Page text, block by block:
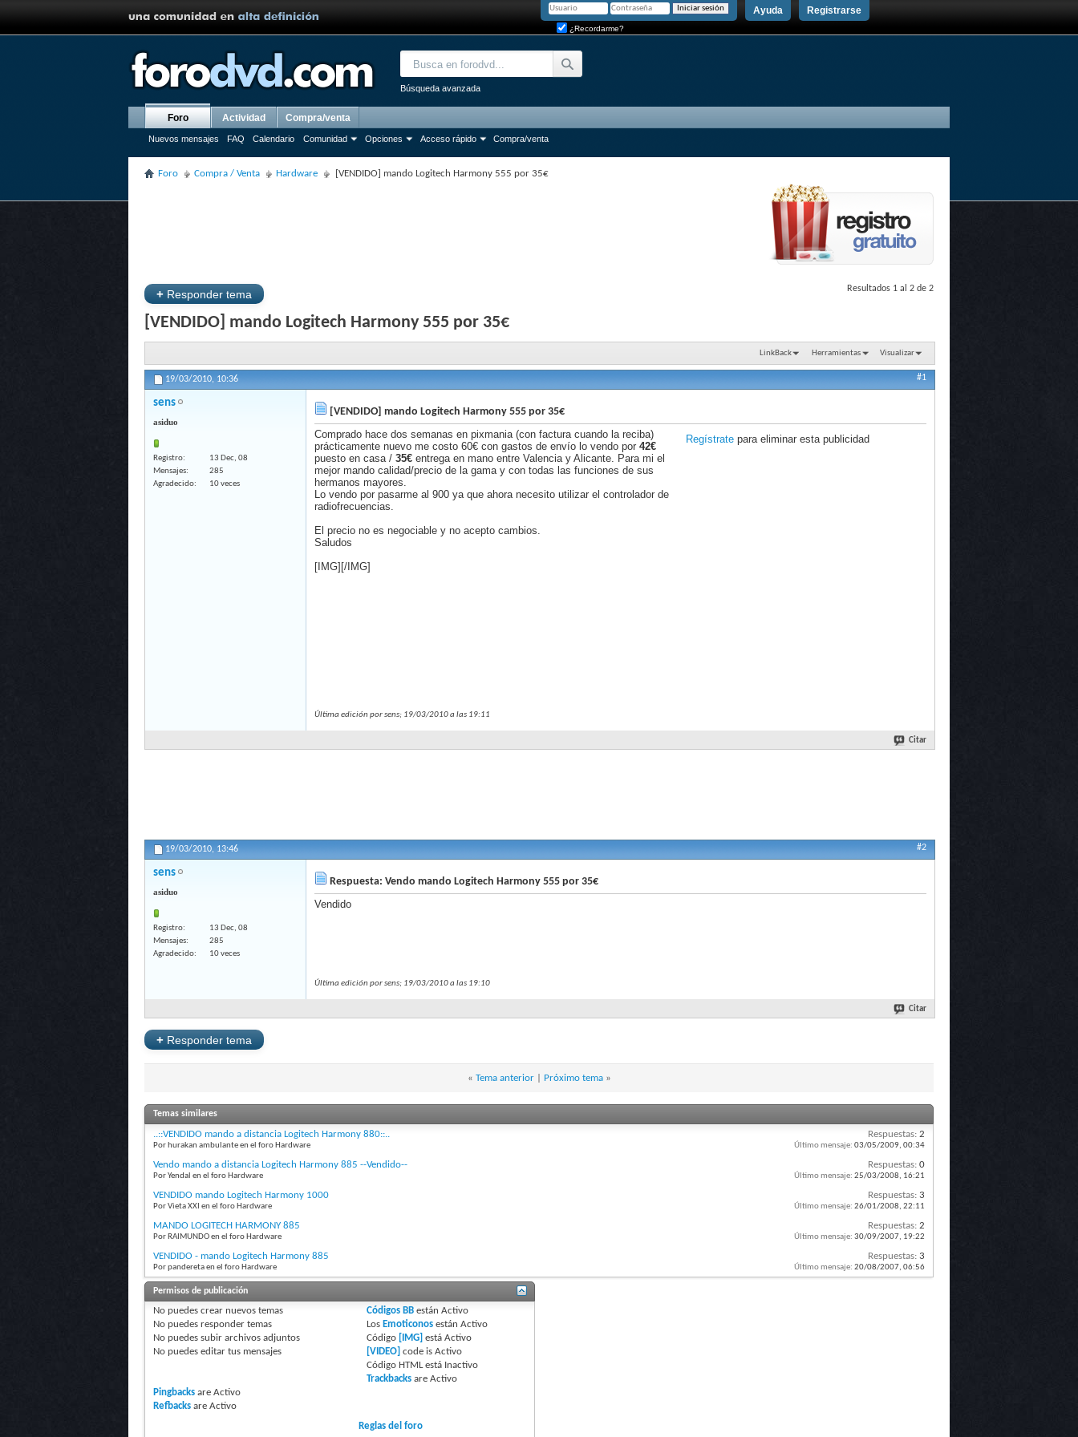
Registrarse
Ayuda
¿Recordarme?
Búsqueda avanzada
Foro
Nuevos mensajes FAQ Calendario Comunidad Opciones Acceso rápido Compra/venta
Actividad Compra/venta
Foro Compra / Venta Hardware [VENDIDO] mando Logitech Harmony 555 por 35€
+ Responder tema Resultados 1 al 2 de 2
[VENDIDO] mando Logitech Harmony 555 por 35€
LinkBack Herramientas Visualizar
19/03/2010, 10:36 #1
sens
asiduo
Registro
13 Dec, 08
Mensajes
285
Agradecido
10 veces
[VENDIDO] mando Logitech Harmony 555 por 35€
Regístrate para eliminar esta publicidad
Comprado hace dos semanas en pixmania (con factura cuando la reciba)
prácticamente nuevo me costo 60€ con gastos de envío lo vendo por 42€
puesto en casa / 35€ entrega en mano entre Valencia y Alicante. Para mi el
mejor mando calidad/precio de la gama y con todas las funciones de sus
hermanos mayores.
Lo vendo por pasarme al 900 ya que ahora necesito utilizar el controlador de
radiofrecuencias.
El precio no es negociable y no acepto cambios.
Saludos
[IMG] [/IMG]
Última edición por sens; 19/03/2010 a las 19:11
Citar
19/03/2010, 13:46 #2
sens
asiduo
Registro
13 Dec, 08
Mensajes
285
Agradecido
10 veces
Respuesta: Vendo mando Logitech Harmony 555 por 35€
Vendido
Última edición por sens; 19/03/2010 a las 19:10
Citar
+ Responder tema
« Tema anterior| Próximo tema »
Temas similares
..::VENDIDO mando a distancia Logitech Harmony 880::..
Por hurakan ambulante en el foro Hardware
Respuestas: 2
Último mensaje: 03/05/2009, 00:34
Vendo mando a distancia Logitech Harmony 885 --Vendido--
Por Yendal en el foro Hardware
Respuestas: 0
Último mensaje: 25/03/2008, 16:21
VENDIDO mando Logitech Harmony 1000
Por Vieta XXI en el foro Hardware
Respuestas: 3
Último mensaje: 26/01/2008, 22:11
MANDO LOGITECH HARMONY 885
Por RAIMUNDO en el foro Hardware
Respuestas: 2
Último mensaje: 30/09/2007, 19:22
VENDIDO - mando Logitech Harmony 885
Por pandereta en el foro Hardware
Respuestas: 3
Último mensaje: 20/08/2007, 06:56
Permisos de publicación
No puedes crear nuevos temas
No puedes responder temas
No puedes subir archivos adjuntos
No puedes editar tus mensajes
Códigos BBestán Activo
Los Emoticonosestán Activo
Código
[IMG] está Activo
[VIDEO] code is Activo
Código HTML está Inactivo
Trackbacksare Activo
Pingbacks are Activo
Refbacks are Activo
Reglas del foro